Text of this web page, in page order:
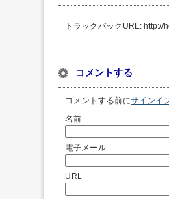
トラックバックURL: http://
コメントする
コメントする前にサインイ
名前
電子メール
URL